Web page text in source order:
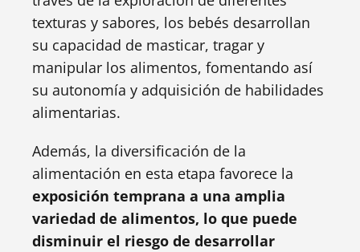
texturas y sabores, los bebés desarrollan
su capacidad de masticar, tragar y
manipular los alimentos, fomentando así
su autonomía y adquisición de habilidades
alimentarias.
Además, la diversificación de la
alimentación en esta etapa favorece la
exposición temprana a una amplia
variedad de alimentos, lo que puede
disminuir el riesgo de desarrollar